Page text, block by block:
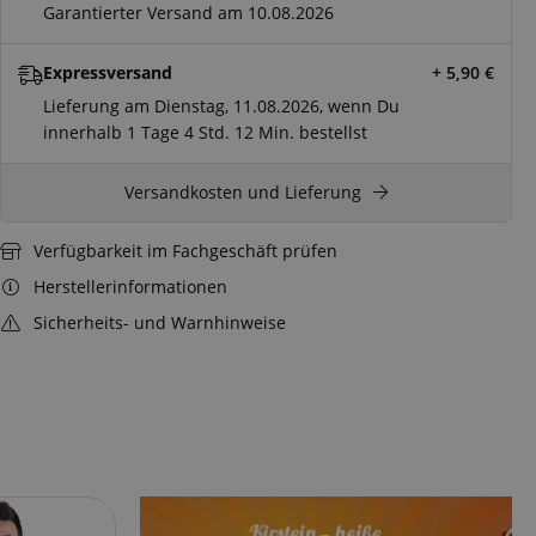
Garantierter Versand am 10.08.2026
Expressversand + 5,90 €
Lieferung am Dienstag, 11.08.2026, wenn Du
innerhalb 1 Tage 4 Std. 12 Min. bestellst
Versandkosten und Lieferung
Verfügbarkeit im Fachgeschäft prüfen
Herstellerinformationen
Sicherheits- und Warnhinweise